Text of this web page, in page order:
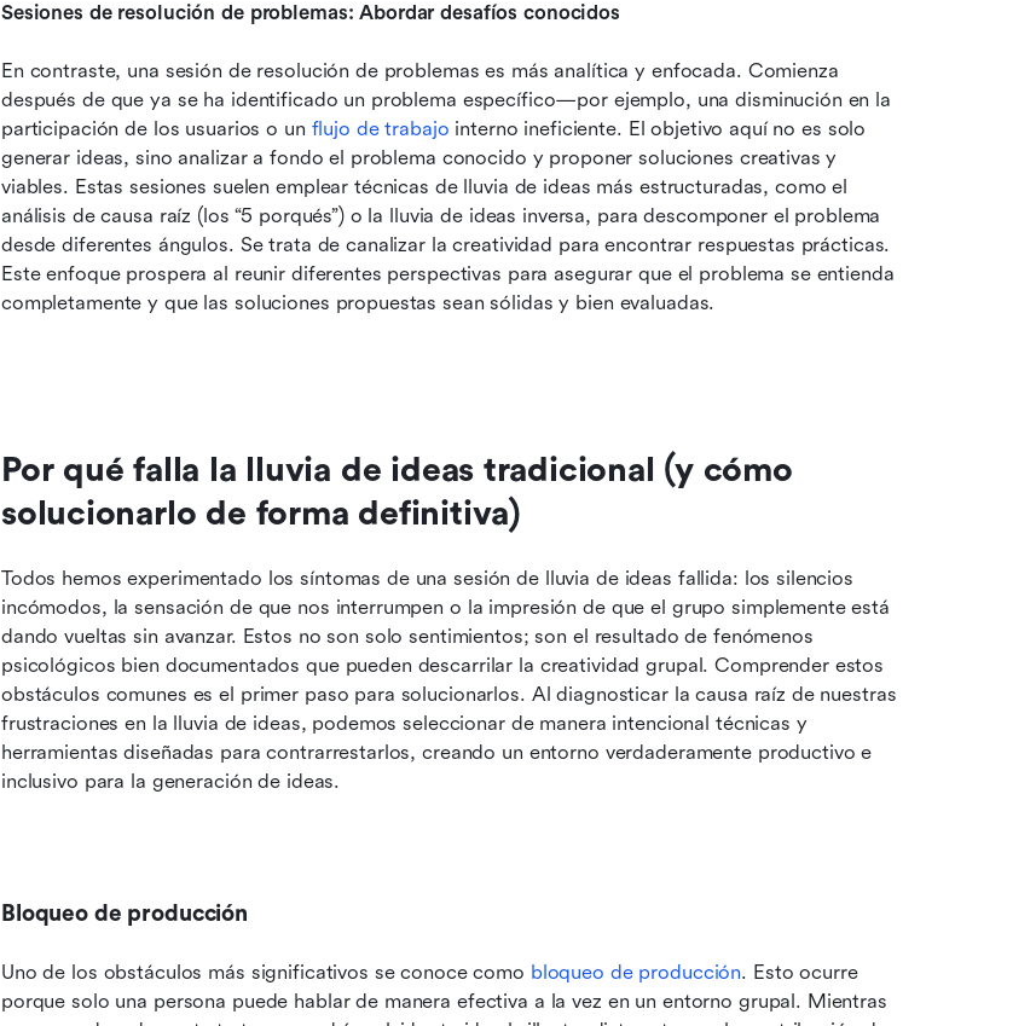
Sesiones de resolución de problemas: Abordar desafíos conocidos
En contraste, una sesión de resolución de problemas es más analítica y enfocada. Comienza
después de que ya se ha identificado un problema específico—por ejemplo, una disminución en la
participación de los usuarios o un flujo de trabajo interno ineficiente. El objetivo aquí no es solo
generar ideas, sino analizar a fondo el problema conocido y proponer soluciones creativas y
viables. Estas sesiones suelen emplear técnicas de lluvia de ideas más estructuradas, como el
análisis de causa raíz (los “5 porqués”) o la lluvia de ideas inversa, para descomponer el problema
desde diferentes ángulos. Se trata de canalizar la creatividad para encontrar respuestas prácticas.
Este enfoque prospera al reunir diferentes perspectivas para asegurar que el problema se entienda
completamente y que las soluciones propuestas sean sólidas y bien evaluadas.
Por qué falla la lluvia de ideas tradicional (y cómo
solucionarlo de forma definitiva)
Todos hemos experimentado los síntomas de una sesión de lluvia de ideas fallida: los silencios
incómodos, la sensación de que nos interrumpen o la impresión de que el grupo simplemente está
dando vueltas sin avanzar. Estos no son solo sentimientos; son el resultado de fenómenos
psicológicos bien documentados que pueden descarrilar la creatividad grupal. Comprender estos
obstáculos comunes es el primer paso para solucionarlos. Al diagnosticar la causa raíz de nuestras
frustraciones en la lluvia de ideas, podemos seleccionar de manera intencional técnicas y
herramientas diseñadas para contrarrestarlos, creando un entorno verdaderamente productivo e
inclusivo para la generación de ideas.
Bloqueo de producción
Uno de los obstáculos más significativos se conoce como bloqueo de producción. Esto ocurre
porque solo una persona puede hablar de manera efectiva a la vez en un entorno grupal. Mientras